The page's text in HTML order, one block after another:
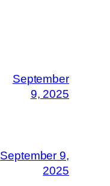
September
9, 2025
September 9,
2025